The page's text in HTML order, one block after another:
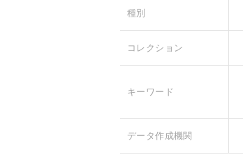
種別
コレクション
キーワード
データ作成機関